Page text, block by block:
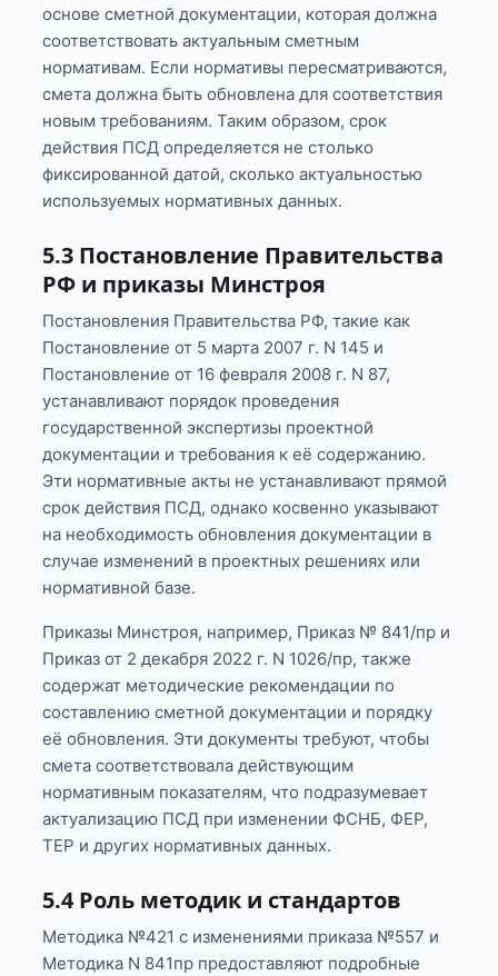
основе сметной документации, которая должна
соответствовать актуальным сметным
нормативам. Если нормативы пересматриваются,
смета должна быть обновлена для соответствия
новым требованиям. Таким образом, срок
действия ПСД определяется не столько
фиксированной датой, сколько актуальностью
используемых нормативных данных.
5.3 Постановление Правительства
РФ и приказы Минстроя
Постановления Правительства РФ, такие как
Постановление от 5 марта 2007 г. N 145 и
Постановление от 16 февраля 2008 г. N 87,
устанавливают порядок проведения
государственной экспертизы проектной
документации и требования к её содержанию.
Эти нормативные акты не устанавливают прямой
срок действия ПСД, однако косвенно указывают
на необходимость обновления документации в
случае изменений в проектных решениях или
нормативной базе.
Приказы Минстроя, например, Приказ № 841/пр и
Приказ от 2 декабря 2022 г. N 1026/пр, также
содержат методические рекомендации по
составлению сметной документации и порядку
её обновления. Эти документы требуют, чтобы
смета соответствовала действующим
нормативным показателям, что подразумевает
актуализацию ПСД при изменении ФСНБ, ФЕР,
ТЕР и других нормативных данных.
5.4 Роль методик и стандартов
Методика №421 с изменениями приказа №557 и
Методика N 841пр предоставляют подробные